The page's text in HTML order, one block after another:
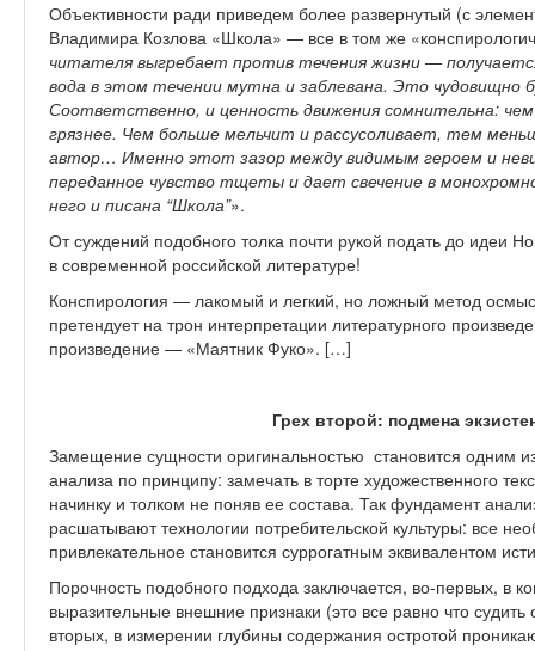
Объективности ради приведем более развернутый (с
Владимира Козлова «Школа» — все в том же
читателя выгребает против течения жизни —
вода в этом течении мутна и заблевана. Это чудовищно
Соответственно, и ценность движения сомнительна:
грязнее. Чем больше мельчит и рассусоливает, тем
автор… Именно этот зазор между видимым героем и
переданное чувство тщеты и дает свечение в
него и писана “Школа”».
От суждений подобного толка почти рукой подать до идеи
в современной российской литературе!
Конспирология — лакомый и легкий, но ложный метод
претендует на трон интерпретации литературного
произведение — «Маятник Фуко». […]
Грех второй: подмена
Замещение сущности оригинальностью становится одним
анализа по принципу: замечать в торте художественного
начинку и толком не поняв ее состава. Так фундамент
расшатывают технологии потребительской культуры: все
привлекательное становится суррогатным эквивалентом
Порочность подобного подхода заключается, во-первых, в
выразительные внешние признаки (это все равно что
вторых, в измерении глубины содержания остротой